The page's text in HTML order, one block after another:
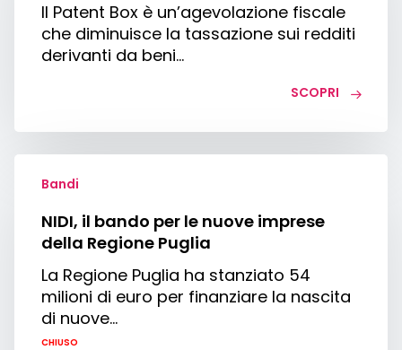
come
funziona
Il Patent Box è un’agevolazione fiscale
che diminuisce la tassazione sui redditi
derivanti da beni…
SCOPRI
nuove
imprese
della
Regione
Bandi
NIDI, il bando per le nuove imprese
della Regione Puglia
La Regione Puglia ha stanziato 54
milioni di euro per finanziare la nascita
di nuove…
CHIUSO